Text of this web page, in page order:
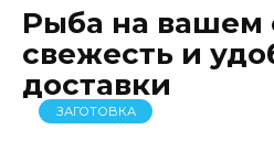
Рыба на вашем
свежесть и
доставки
ЗАГОТОВКА